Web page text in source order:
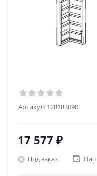
Артикул: 128183090
17 577 ₽
Под заказ